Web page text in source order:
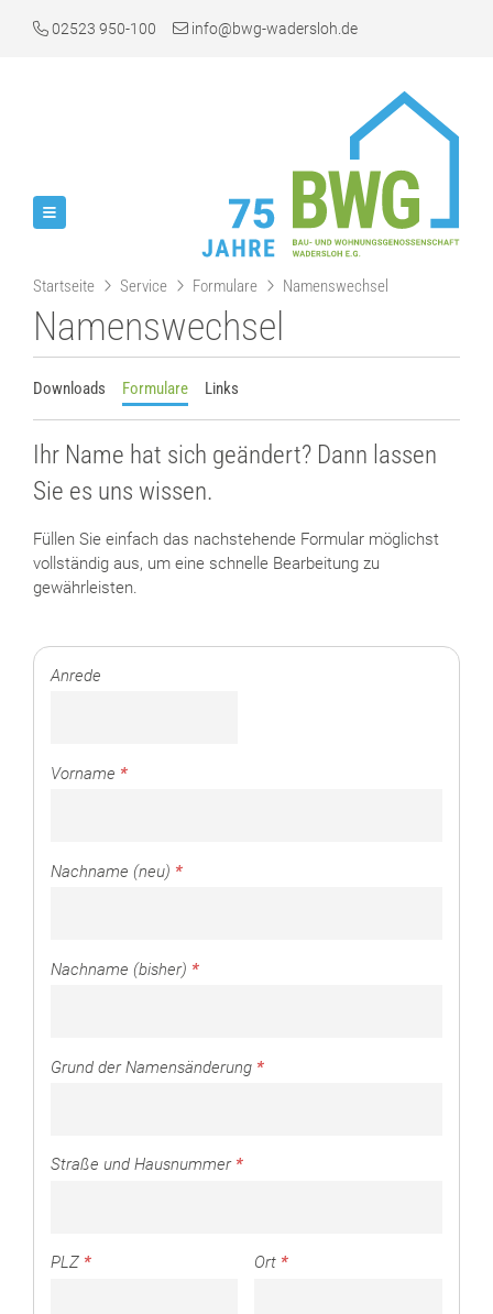
02523 950-100 info@bwg-wadersloh.de
Startseite Service Formulare Namenswechsel
Namenswechsel
Downloads Formulare Links
Ihr Name hat sich geändert? Dann lassen
Sie es uns wissen.
Füllen Sie einfach das nachstehende Formular möglichst
vollständig aus, um eine schnelle Bearbeitung zu
gewährleisten.
Anrede
Vorname *
Nachname (neu) *
Nachname (bisher) *
Grund der Namensänderung *
Straße und Hausnummer *
PLZ * Ort *